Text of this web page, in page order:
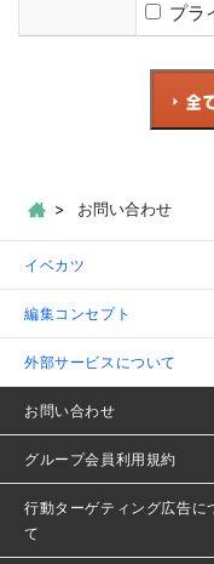
プラ
お問い合わせ
イベカツ
編集コンセプト
外部サービスについて
お問い合わせ
グループ会員利用規約
行動ターゲティング広告に
て